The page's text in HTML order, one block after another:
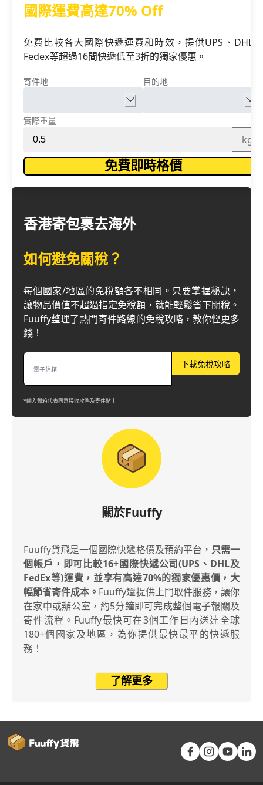
關於Fuuffy
Fuuffy貨飛是一個國際快遞格價及預約平台， 只需一
個帳戶，即可比較16+國際快遞公司(UPS、DHL及
FedEx等)運費，並享有高達70%的獨家優惠價，大
幅節省寄件成本。 Fuuffy還提供上門取件服務，讓你
在家中或辦公室，約5分鐘即可完成整個電子報關及
寄件流程。Fuuffy最快可在3個工作日內送達全球
180+個國家及地區，為你提供最快最平的快遞服
務！
了解更多
香港寄包裹去海外
如何避免關稅？
每個國家/地區的免稅額各不相同。只要掌握秘訣，
讓物品價值不超過指定免稅額，就能輕鬆省下關稅。
Fuuffy整理了熱門寄件路線的免稅攻略，教你慳更多
錢！
下載免稅攻略
*輸入郵箱代表同意接收攻略及寄件貼士
國際運費高達70% Off
免費比較各大國際快遞運費和時效，提供UPS、DHL、
Fedex等超過16間快遞低至3折的獨家優惠。
寄件地 目的地
實際重量
kg
免費即時格價